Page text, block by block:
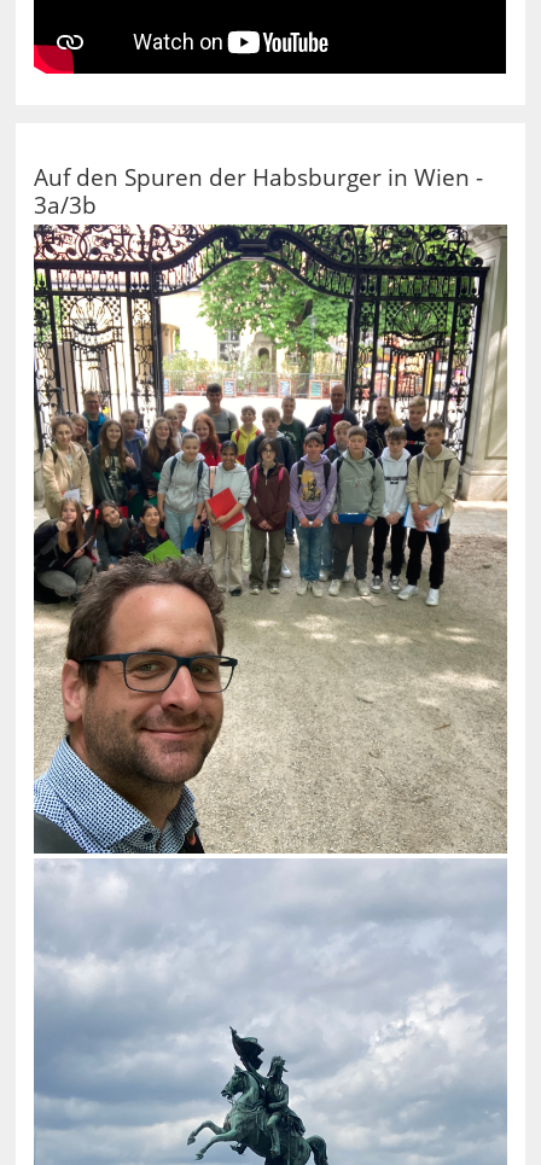
Auf den Spuren der Habsburger in Wien -
3a/3b